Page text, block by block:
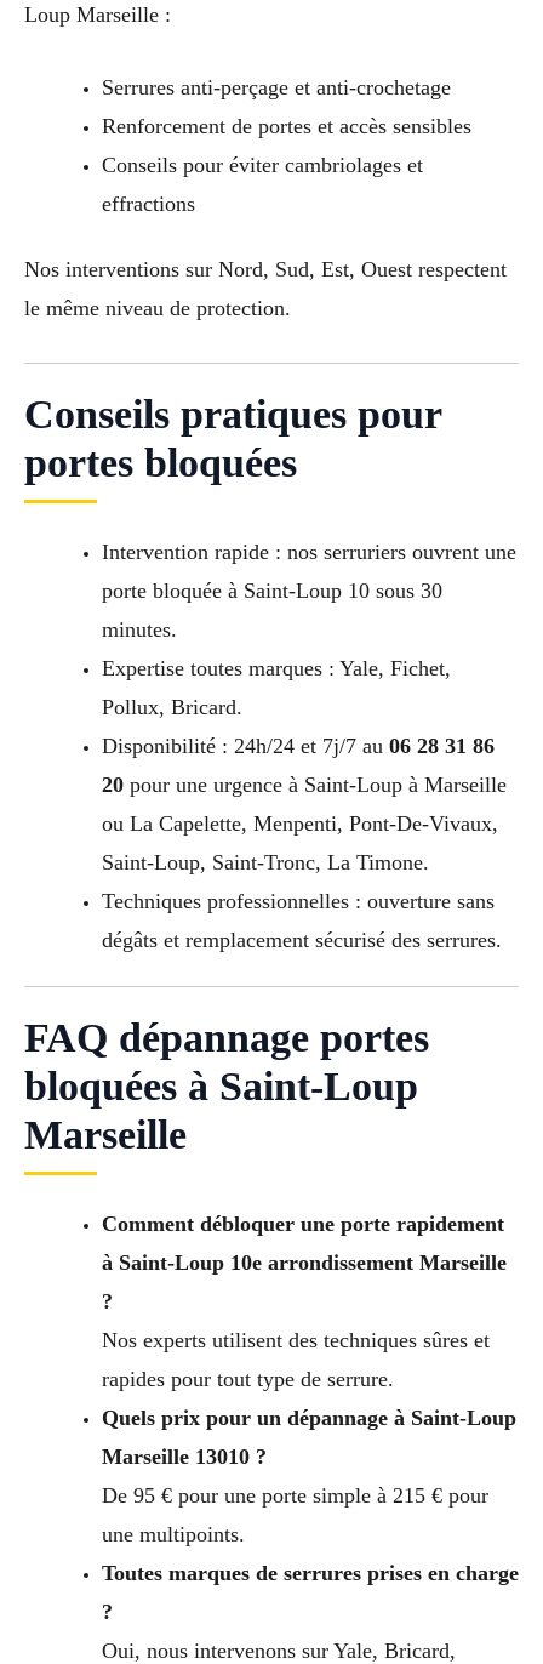
Loup Marseille :
Serrures anti-perçage et anti-crochetage
Renforcement de portes et accès sensibles
Conseils pour éviter cambriolages et
effractions
Nos interventions sur Nord, Sud, Est, Ouest respectent
le même niveau de protection.
Conseils pratiques pour
portes bloquées
Intervention rapide : nos serruriers ouvrent une
porte bloquée à Saint-Loup 10 sous 30
minutes.
Expertise toutes marques : Yale, Fichet,
Pollux, Bricard.
Disponibilité : 24h/24 et 7j/7 au 06 28 31 86
20pour une urgence à Saint-Loup à Marseille
ou La Capelette, Menpenti, Pont-De-Vivaux,
Saint-Loup, Saint-Tronc, La Timone.
Techniques professionnelles : ouverture sans
dégâts et remplacement sécurisé des serrures.
FAQ dépannage portes
bloquées à Saint-Loup
Marseille
Comment débloquer une porte rapidement
à Saint-Loup 10e arrondissement Marseille
?
Nos experts utilisent des techniques sûres et
rapides pour tout type de serrure.
Quels prix pour un dépannage à Saint-Loup
Marseille 13010 ?
De 95 € pour une porte simple à 215 € pour
une multipoints.
Toutes marques de serrures prises en charge
?
Oui, nous intervenons sur Yale, Bricard,